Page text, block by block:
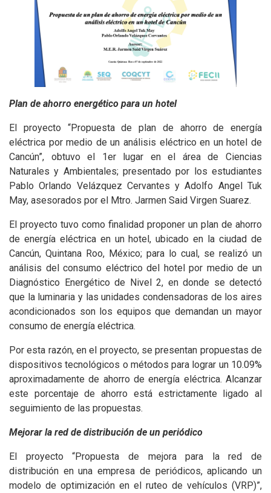
Plan de ahorro energético para un hotel
El proyecto “Propuesta de plan de ahorro de energía
eléctrica por medio de un análisis eléctrico en un hotel de
Cancún”, obtuvo el 1er lugar en el área de Ciencias
Naturales y Ambientales; presentado por los estudiantes
Pablo Orlando Velázquez Cervantes y Adolfo Angel Tuk
May, asesorados por el Mtro. Jarmen Said Virgen Suarez.
El proyecto tuvo como finalidad proponer un plan de ahorro
de energía eléctrica en un hotel, ubicado en la ciudad de
Cancún, Quintana Roo, México; para lo cual, se realizó un
análisis del consumo eléctrico del hotel por medio de un
Diagnóstico Energético de Nivel 2, en donde se detectó
que la luminaria y las unidades condensadoras de los aires
acondicionados son los equipos que demandan un mayor
consumo de energía eléctrica.
Por esta razón, en el proyecto, se presentan propuestas de
dispositivos tecnológicos o métodos para lograr un 10.09%
aproximadamente de ahorro de energía eléctrica. Alcanzar
este porcentaje de ahorro está estrictamente ligado al
seguimiento de las propuestas.
Mejorar la red de distribución de un periódico
El proyecto “Propuesta de mejora para la red de
distribución en una empresa de periódicos, aplicando un
modelo de optimización en el ruteo de vehículos (VRP)”,